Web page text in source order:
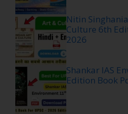
Nitin
Culture 6th
2026
Shankar IAS
Edition Book